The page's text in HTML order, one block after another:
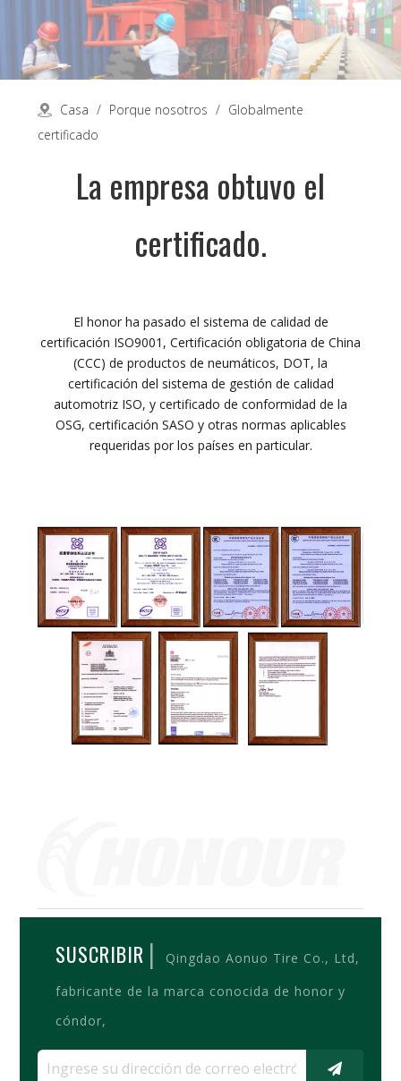
Casa / Porque nosotros / Globalmente
certificado
La empresa obtuvo el
certificado.
El honor ha pasado el sistema de calidad de
certificación ISO9001, Certificación obligatoria de China
(CCC) de productos de neumáticos, DOT, la
certificación del sistema de gestión de calidad
automotriz ISO, y certificado de conformidad de la
OSG, certificación SASO y otras normas aplicables
requeridas por los países en particular.
SUSCRIBIR |
Qingdao Aonuo Tire Co., Ltd,
fabricante de la marca conocida de honor y
cóndor,